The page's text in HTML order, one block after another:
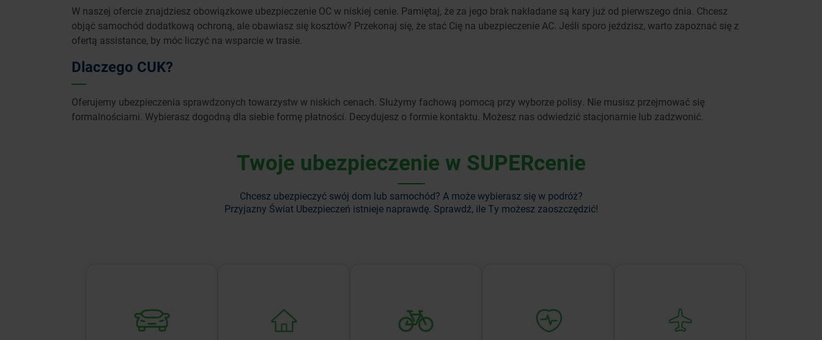
W naszej ofercie znajdziesz obowiązkowe ubezpieczenie OC w niskiej cenie. Pamiętaj, że za jego brak nakładane są kary już od pierwszego dnia. Chcesz
objąć samochód dodatkową ochroną, ale obawiasz się kosztów? Przekonaj się, że stać Cię na ubezpieczenie AC. Jeśli sporo jeździsz, warto zapoznać się z
ofertą assistance, by móc liczyć na wsparcie w trasie.
Dlaczego CUK?
Oferujemy ubezpieczenia sprawdzonych towarzystw w niskich cenach. Służymy fachową pomocą przy wyborze polisy. Nie musisz przejmować się
formalnościami. Wybierasz dogodną dla siebie formę płatności. Decydujesz o formie kontaktu. Możesz nas odwiedzić stacjonarnie lub zadzwonić.
Twoje ubezpieczenie w SUPERcenie
Chcesz ubezpieczyć swój dom lub samochód? A może wybierasz się w podróż?
Przyjazny Świat Ubezpieczeń istnieje naprawdę. Sprawdź, ile Ty możesz zaoszczędzić!
ubezpieczeń OC, AC,
NNW i assistance.
ubezpieczenie domu lub
mieszkania.
— ciesz się bezpieczną
jazdą.
bliskich oraz chroń to, co
najważniejsze.
przedmioty podczas
podróży.